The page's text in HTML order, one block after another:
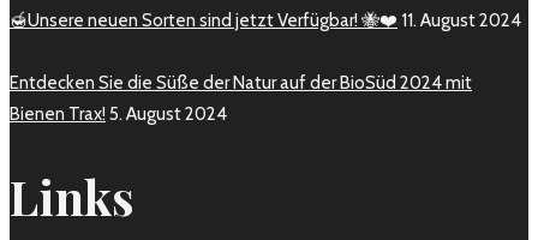
🍯Unsere neuen Sorten sind jetzt Verfügbar! 🐝❤️ 11. August 2024
Entdecken Sie die Süße der Natur auf der BioSüd 2024 mit
Bienen Trax! 5. August 2024
Links